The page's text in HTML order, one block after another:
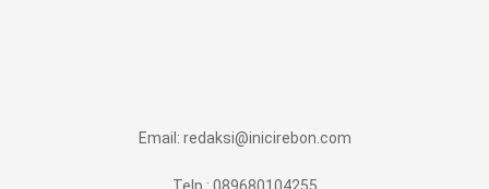
Email: redaksi@inicirebon.com
Telp.: 089680104255